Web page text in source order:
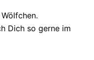
Dich so gerne im